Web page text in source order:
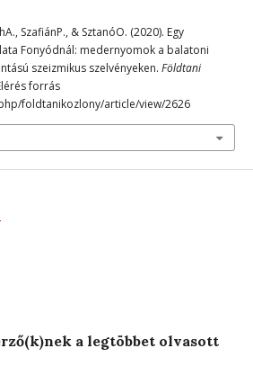
SzafiánP., & SztanóO. (2020). Egy
Fonyódnál: medernyomok a balatoni
szeizmikus szelvényeken. Földtani
forrás
foldtanikozlony/article/view/2626
a legtöbbet olvasott